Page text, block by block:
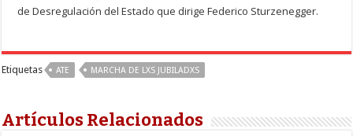
de Desregulación del Estado que dirige Federico Sturzenegger.
Etiquetas ATE MARCHA DE LXS JUBILADXS
Artículos Relacionados